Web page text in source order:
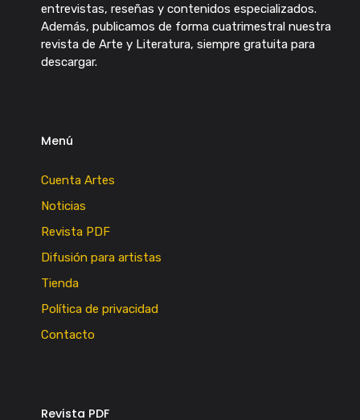
entrevistas, reseñas y contenidos especializados.
Además, publicamos de forma cuatrimestral nuestra
revista de Arte y Literatura, siempre gratuita para
descargar.
Menú
Cuenta Artes
Noticias
Revista PDF
Difusión para artistas
Tienda
Política de privacidad
Contacto
Revista PDF